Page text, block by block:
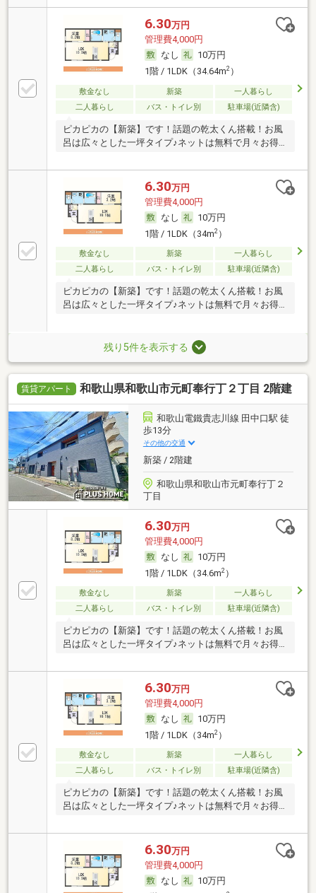
6.30万円
管理費4,000円
なし
10万円
1階 / 1LDK（34.64m2）
敷金なし 新築
一人暮らし
二人暮らし
バス・トイレ別 駐車場(近隣含)
ピカピカの【新築】です！話題の乾太くん搭載！お風
呂は広々とした一坪タイプ♪ネットは無料で月々お得
6.30万円
管理費4,000円
なし
10万円
1階 / 1LDK（34m2）
敷金なし 新築
一人暮らし
二人暮らし
バス・トイレ別 駐車場(近隣含)
ピカピカの【新築】です！話題の乾太くん搭載！お風
呂は広々とした一坪タイプ♪ネットは無料で月々お得
残り5件を表示する
賃貸アパート 和歌山県和歌山市元町奉行丁２丁目 2階建
和歌山電鐵貴志川線 田中口駅 徒
歩13分
その他の交通
新築 / 2階建
和歌山県和歌山市元町奉行丁２
丁目
6.30万円
管理費4,000円
なし
10万円
1階 / 1LDK（34.6m2）
敷金なし 新築
一人暮らし
二人暮らし
バス・トイレ別 駐車場(近隣含)
ピカピカの【新築】です！話題の乾太くん搭載！お風
呂は広々とした一坪タイプ♪ネットは無料で月々お得
6.30万円
管理費4,000円
なし
10万円
1階 / 1LDK（34m2）
敷金なし 新築
一人暮らし
二人暮らし
バス・トイレ別 駐車場(近隣含)
ピカピカの【新築】です！話題の乾太くん搭載！お風
呂は広々とした一坪タイプ♪ネットは無料で月々お得
6.30万円
管理費4,000円
なし
10万円